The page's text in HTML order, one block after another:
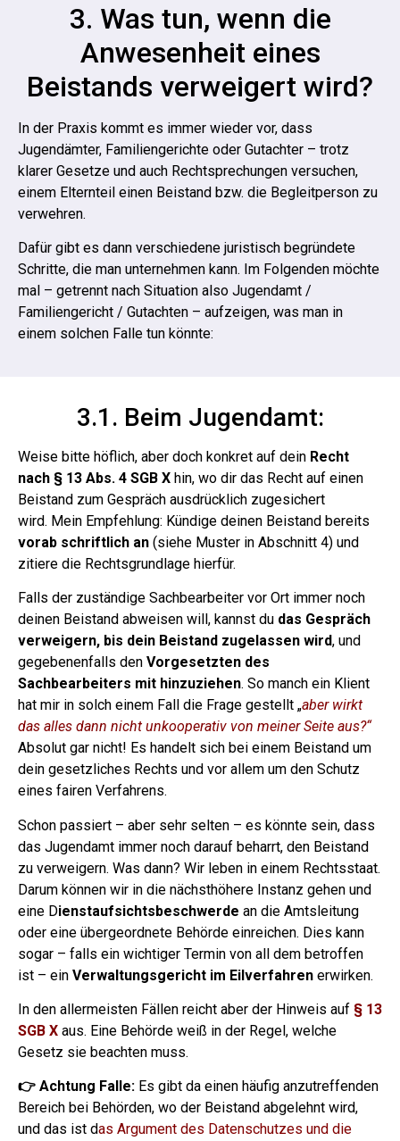
3. Was tun, wenn die
Anwesenheit eines
Beistands verweigert wird?
In der Praxis kommt es immer wieder vor, dass
Jugendämter, Familiengerichte oder Gutachter – trotz
klarer Gesetze und auch Rechtsprechungen versuchen,
einem Elternteil einen Beistand bzw. die Begleitperson zu
verwehren.
Dafür gibt es dann verschiedene juristisch begründete
Schritte, die man unternehmen kann. Im Folgenden möchte
mal – getrennt nach Situation also Jugendamt /
Familiengericht / Gutachten – aufzeigen, was man in
einem solchen Falle tun könnte:
3.1. Beim Jugendamt:
Weise bitte höflich, aber doch konkret auf dein Recht
nach § 13 Abs. 4 SGB X hin, wo dir das Recht auf einen
Beistand zum Gespräch ausdrücklich zugesichert
wird. Mein Empfehlung: Kündige deinen Beistand bereits
vorab schriftlich an (siehe Muster in Abschnitt 4) und
zitiere die Rechtsgrundlage hierfür.
Falls der zuständige Sachbearbeiter vor Ort immer noch
deinen Beistand abweisen will, kannst du das Gespräch
verweigern, bis dein Beistand zugelassen wird, und
gegebenenfalls den Vorgesetzten des
Sachbearbeiters mit hinzuziehen. So manch ein Klient
hat mir in solch einem Fall die Frage gestellt „aber wirkt
das alles dann nicht unkooperativ von meiner Seite aus?“
Absolut gar nicht! Es handelt sich bei einem Beistand um
dein gesetzliches Rechts und vor allem um den Schutz
eines fairen Verfahrens.
Schon passiert – aber sehr selten – es könnte sein, dass
das Jugendamt immer noch darauf beharrt, den Beistand
zu verweigern. Was dann? Wir leben in einem Rechtsstaat.
Darum können wir in die nächsthöhere Instanz gehen und
eine Dienstaufsichtsbeschwerde an die Amtsleitung
oder eine übergeordnete Behörde einreichen. Dies kann
sogar – falls ein wichtiger Termin von all dem betroffen
ist – ein Verwaltungsgericht im Eilverfahren erwirken.
In den allermeisten Fällen reicht aber der Hinweis auf § 13
SGB X aus. Eine Behörde weiß in der Regel, welche
Gesetz sie beachten muss.
👉 Achtung Falle: Es gibt da einen häufig anzutreffenden
Bereich bei Behörden, wo der Beistand abgelehnt wird,
und das ist das Argument des Datenschutzes und die